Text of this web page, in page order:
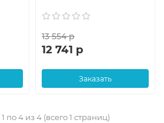
13 554 р
12 741 р
Заказать
по 4 из 4 (всего 1 страниц)